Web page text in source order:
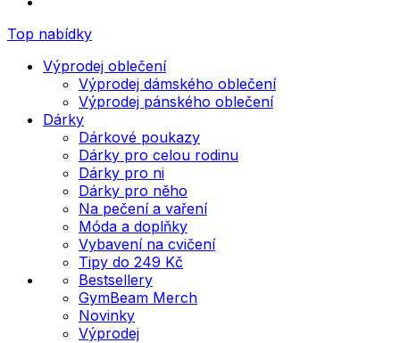
Top nabídky
Výprodej oblečení
Výprodej dámského oblečení
Výprodej pánského oblečení
Dárky
Dárkové poukazy
Dárky pro celou rodinu
Dárky pro ni
Dárky pro něho
Na pečení a vaření
Móda a doplňky
Vybavení na cvičení
Tipy do 249 Kč
Bestsellery
GymBeam Merch
Novinky
Výprodej